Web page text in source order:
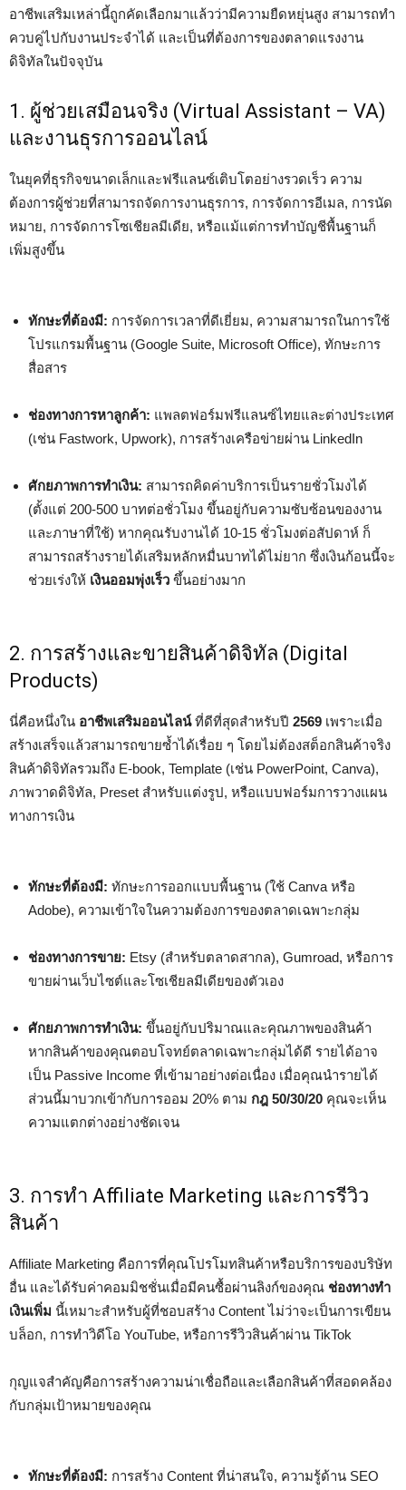
อาชีพเสริมเหล่านี้ถูกคัดเลือกมาแล้วว่ามีความยืดหยุ่นสูง สามารถทำ
ควบคู่ไปกับงานประจำได้ และเป็นที่ต้องการของตลาดแรงงาน
ดิจิทัลในปัจจุบัน
1. ผู้ช่วยเสมือนจริง (Virtual Assistant – VA)
และงานธุรการออนไลน์
ในยุคที่ธุรกิจขนาดเล็กและฟรีแลนซ์เติบโตอย่างรวดเร็ว ความ
ต้องการผู้ช่วยที่สามารถจัดการงานธุรการ, การจัดการอีเมล, การนัด
หมาย, การจัดการโซเชียลมีเดีย, หรือแม้แต่การทำบัญชีพื้นฐานก็
เพิ่มสูงขึ้น
ทักษะที่ต้องมี: การจัดการเวลาที่ดีเยี่ยม, ความสามารถในการใช้
โปรแกรมพื้นฐาน (Google Suite, Microsoft Office), ทักษะการ
สื่อสาร
ช่องทางการหาลูกค้า: แพลตฟอร์มฟรีแลนซ์ไทยและต่างประเทศ
(เช่น Fastwork, Upwork), การสร้างเครือข่ายผ่าน LinkedIn
ศักยภาพการทำเงิน: สามารถคิดค่าบริการเป็นรายชั่วโมงได้
(ตั้งแต่ 200-500 บาทต่อชั่วโมง ขึ้นอยู่กับความซับซ้อนของงาน
และภาษาที่ใช้) หากคุณรับงานได้ 10-15 ชั่วโมงต่อสัปดาห์ ก็
สามารถสร้างรายได้เสริมหลักหมื่นบาทได้ไม่ยาก ซึ่งเงินก้อนนี้จะ
ช่วยเร่งให้ เงินออมพุ่งเร็ว ขึ้นอย่างมาก
2. การสร้างและขายสินค้าดิจิทัล (Digital
Products)
นี่คือหนึ่งใน อาชีพเสริมออนไลน์ที่ดีที่สุดสำหรับปี 2569 เพราะเมื่อ
สร้างเสร็จแล้วสามารถขายซ้ำได้เรื่อย ๆ โดยไม่ต้องสต็อกสินค้าจริง
สินค้าดิจิทัลรวมถึง E-book, Template (เช่น PowerPoint, Canva),
ภาพวาดดิจิทัล, Preset สำหรับแต่งรูป, หรือแบบฟอร์มการวางแผน
ทางการเงิน
ทักษะที่ต้องมี: ทักษะการออกแบบพื้นฐาน (ใช้ Canva หรือ
Adobe), ความเข้าใจในความต้องการของตลาดเฉพาะกลุ่ม
ช่องทางการขาย: Etsy (สำหรับตลาดสากล), Gumroad, หรือการ
ขายผ่านเว็บไซต์และโซเชียลมีเดียของตัวเอง
ศักยภาพการทำเงิน: ขึ้นอยู่กับปริมาณและคุณภาพของสินค้า
หากสินค้าของคุณตอบโจทย์ตลาดเฉพาะกลุ่มได้ดี รายได้อาจ
เป็น Passive Income ที่เข้ามาอย่างต่อเนื่อง เมื่อคุณนำรายได้
ส่วนนี้มาบวกเข้ากับการออม 20% ตาม กฎ 50/30/20 คุณจะเห็น
ความแตกต่างอย่างชัดเจน
3. การทำ Affiliate Marketing และการรีวิว
สินค้า
Affiliate Marketing คือการที่คุณโปรโมทสินค้าหรือบริการของบริษัท
อื่น และได้รับค่าคอมมิชชั่นเมื่อมีคนซื้อผ่านลิงก์ของคุณ ช่องทางทำ
เงินเพิ่ม นี้เหมาะสำหรับผู้ที่ชอบสร้าง Content ไม่ว่าจะเป็นการเขียน
บล็อก, การทำวิดีโอ YouTube, หรือการรีวิวสินค้าผ่าน TikTok
กุญแจสำคัญคือการสร้างความน่าเชื่อถือและเลือกสินค้าที่สอดคล้อง
กับกลุ่มเป้าหมายของคุณ
ทักษะที่ต้องมี: การสร้าง Content ที่น่าสนใจ, ความรู้ด้าน SEO